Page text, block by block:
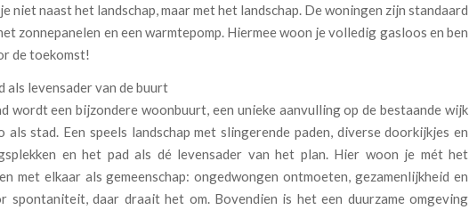
niet naast het landschap, maar met het landschap. De woningen zijn standaard
zonnepanelen en een warmtepomp. Hiermee woon je volledig gasloos en ben
de toekomst!
als levensader van de buurt
wordt een bijzondere woonbuurt, een unieke aanvulling op de bestaande wijk
als stad. Een speels landschap met slingerende paden, diverse doorkijkjes en
en het pad als dé levensader van het plan. Hier woon je mét het
met elkaar als gemeenschap: ongedwongen ontmoeten, gezamenlijkheid en
spontaniteit, daar draait het om. Bovendien is het een duurzame omgeving